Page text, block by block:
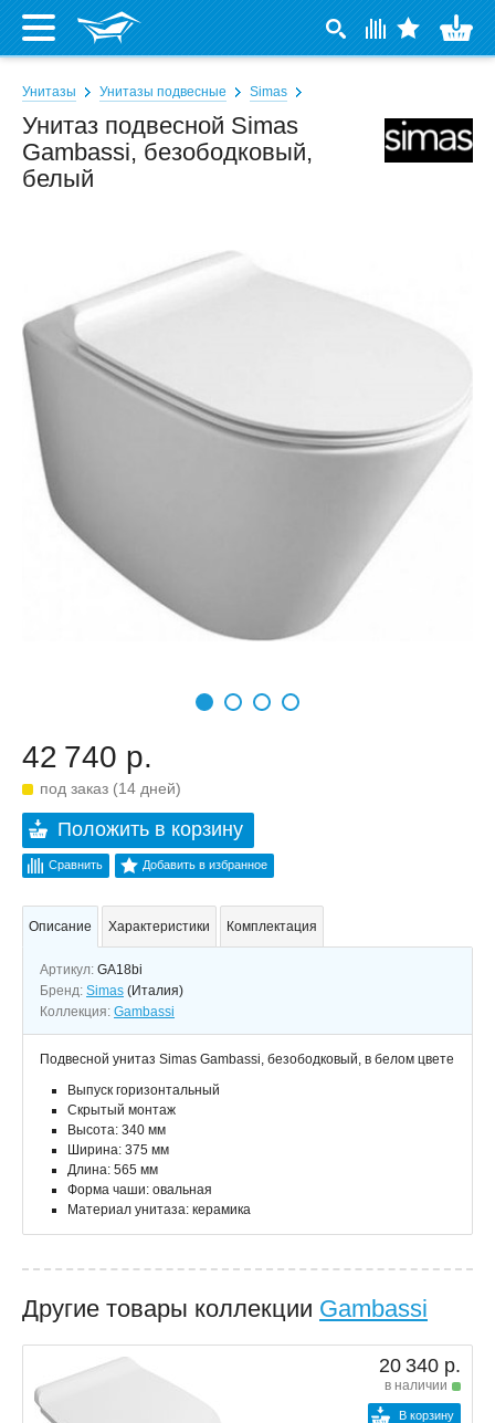
Унитазы Унитазы подвесные Simas
Унитаз подвесной Simas
Gambassi, безободковый,
белый
42 740 р.
под заказ (14 дней)
Положить в корзину
Сравнить Добавить в избранное
Описание Характеристики Комплектация
Артикул: GA18bi
Бренд: Simas (Италия)
Коллекция: Gambassi
Подвесной унитаз Simas Gambassi, безободковый, в белом цвете
Выпуск горизонтальный
Скрытый монтаж
Высота: 340 мм
Ширина: 375 мм
Длина: 565 мм
Форма чаши: овальная
Материал унитаза: керамика
Другие товары коллекции Gambassi
20 340 р.
в наличии
В корзину